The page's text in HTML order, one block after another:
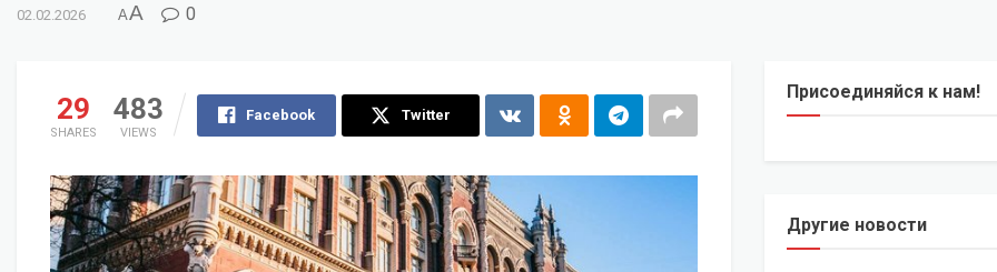
02.02.2026 AA 0
29
SHARES
483
VIEWS
Facebook Twitter
Присоединяйся к нам!
Другие новости